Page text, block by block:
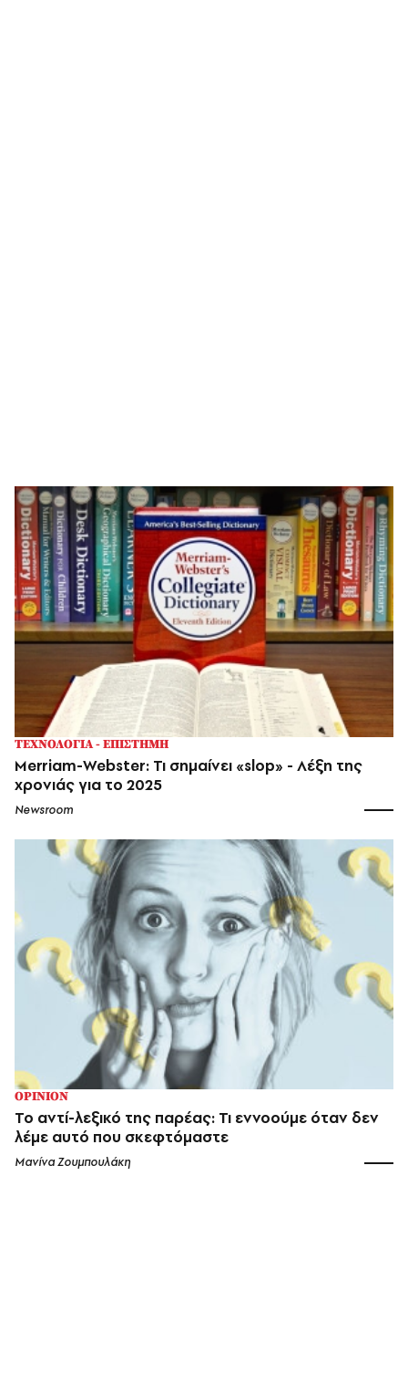
ΤΕΧΝΟΛΟΓΙΑ - ΕΠΙΣΤΗΜΗ
Merriam-Webster: Τι σημαίνει «slop» - Λέξη της
χρονιάς για το 2025
Newsroom
OPINION
Το αντί-λεξικό της παρέας: Τι εννοούμε όταν δεν
λέμε αυτό που σκεφτόμαστε
Μανίνα Ζουμπουλάκη